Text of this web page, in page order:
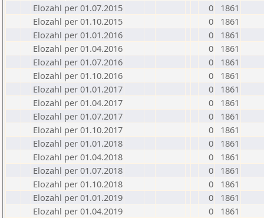
Elozahl per 01.07.2015
0
1861
Elozahl per 01.10.2015
0
1861
Elozahl per 01.01.2016
0
1861
Elozahl per 01.04.2016
0
1861
Elozahl per 01.07.2016
0
1861
Elozahl per 01.10.2016
0
1861
Elozahl per 01.01.2017
0
1861
Elozahl per 01.04.2017
0
1861
Elozahl per 01.07.2017
0
1861
Elozahl per 01.10.2017
0
1861
Elozahl per 01.01.2018
0
1861
Elozahl per 01.04.2018
0
1861
Elozahl per 01.07.2018
0
1861
Elozahl per 01.10.2018
0
1861
Elozahl per 01.01.2019
0
1861
Elozahl per 01.04.2019
0
1861